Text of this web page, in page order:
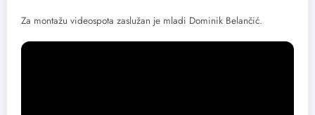
Za montažu videospota zaslužan je mladi Dominik Belančić.